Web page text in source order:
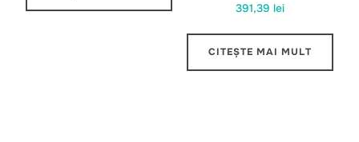
391,39lei
CITEȘTE MAI MULT